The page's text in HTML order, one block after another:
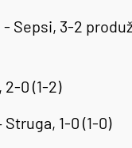
- Sepsi, 3-2
2-0 (1-2)
Struga, 1-0 (1-0)